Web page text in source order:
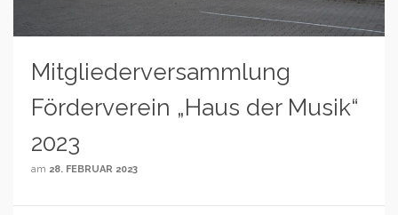
Mitgliederversammlung
Förderverein „Haus der Musik“
2023
am 28. FEBRUAR 2023